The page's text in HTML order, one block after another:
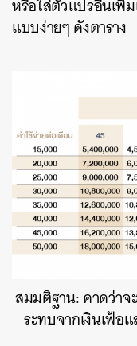
หรือใส่ตัวแปรอื่นเพิ่
แบบง่ายๆ ดังตาราง
สมมติฐาน: คาดว่าจ
ระทบจากเงินเฟ้อ